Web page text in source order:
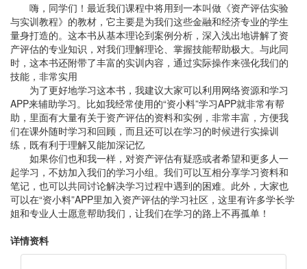
嗨，同学们！最近我们课程中将用到一本叫做《资产评估实验
与实训教程》的教材，它主要是为我们这些金融和经济专业的学生
量身打造的。这本书从基本理论到案例分析，深入浅出地讲解了资
产评估的专业知识，对我们理解理论、掌握技能帮助极大。与此同
时，这本书还附带了丰富的实训内容，通过实际操作来强化我们的
技能，非常实用
为了更好地学习这本书，我建议大家可以利用网络资源和学习
APP来辅助学习。比如我经常使用的“资小料”学习APP就非常有帮
助，里面有大量有关于资产评估的资料和实例，非常丰富，方便我
们在课外随时学习和回顾，而且还可以在学习的时候进行实操训
练，既有利于理解又能加深记忆
如果你们也和我一样，对资产评估有疑惑或者希望和更多人一
起学习，不妨加入我们的学习小组。我们可以互相分享学习资料和
笔记，也可以共同讨论解决学习过程中遇到的困难。此外，大家也
可以在“资小料”APP里加入资产评估的学习社区，这里有许多学长学
姐和专业人士愿意帮助我们，让我们在学习的路上不再孤单！
详情资料